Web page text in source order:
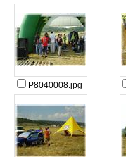
P8040008.jpg